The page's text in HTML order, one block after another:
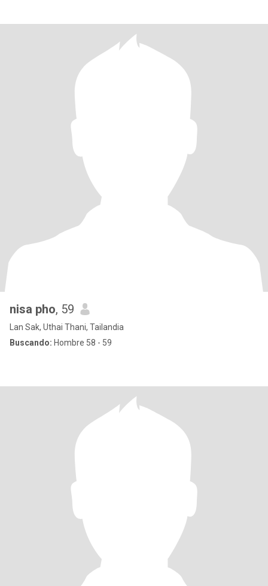
nisa pho, 59
Lan Sak, Uthai Thani, Tailandia
Buscando: Hombre 58 - 59